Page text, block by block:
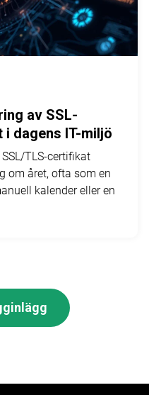
av SSL-
dagens IT-miljö
TLS-certifikat
om året, ofta som en
kalender eller en